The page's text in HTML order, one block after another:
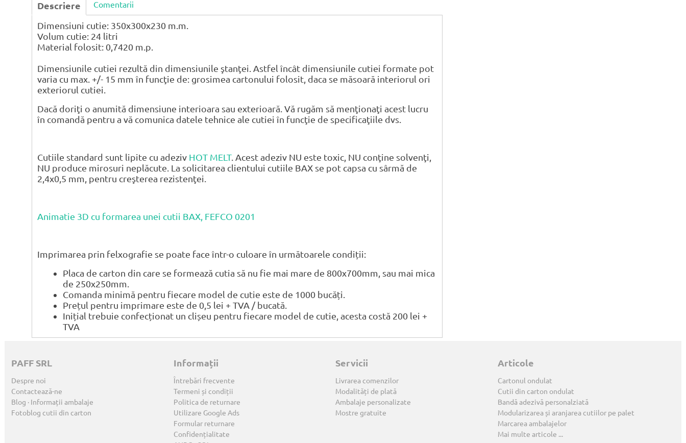
Descriere Comentarii
Dimensiuni cutie: 350x300x230 m.m.
Volum cutie: 24 litri
Material folosit: 0,7420 m.p.
Dimensiunile cutiei rezultă din dimensiunile ştanţei. Astfel încât dimensiunile cutiei formate pot
varia cu max. +/- 15 mm în funcţie de: grosimea cartonului folosit, daca se măsoară interiorul ori
exteriorul cutiei.
Dacă doriţi o anumită dimensiune interioara sau exterioară. Vă rugăm să menţionaţi acest lucru
în comandă pentru a vă comunica datele tehnice ale cutiei în funcţie de specificaţiile dvs.
Cutiile standard sunt lipite cu adeziv HOT MELT. Acest adeziv NU este toxic, NU conţine solvenţi,
NU produce mirosuri neplăcute. La solicitarea clientului cutiile BAX se pot capsa cu sârmă de
2,4x0,5 mm, pentru creşterea rezistenţei.
Animatie 3D cu formarea unei cutii BAX, FEFCO 0201
Imprimarea prin felxografie se poate face într-o culoare în următoarele condiții:
Placa de carton din care se formează cutia să nu fie mai mare de 800x700mm, sau mai mica
de 250x250mm.
Comanda minimă pentru fiecare model de cutie este de 1000 bucăți.
Prețul pentru imprimare este de 0,5 lei + TVA / bucată.
Inițial trebuie confecționat un clișeu pentru fiecare model de cutie, acesta costă 200 lei +
TVA
PAFF SRL
Despre noi
Contactează-ne
Blog · Informații ambalaje
Fotoblog cutii din carton
Informații
Întrebări frecvente
Termeni și condiții
Politica de returnare
Utilizare Google Ads
Formular returnare
Confidențialitate
Servicii
Livrarea comenzilor
Modalități de plată
Ambalaje personalizate
Mostre gratuite
Articole
Cartonul ondulat
Cutii din carton ondulat
Bandă adezivă personalziată
Modularizarea și aranjarea cutiilor pe palet
Marcarea ambalajelor
Mai multe articole ...